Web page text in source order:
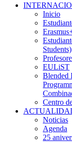
Inicio
Students)
EULiST
Blended
Centro
Noticias
Agenda
25